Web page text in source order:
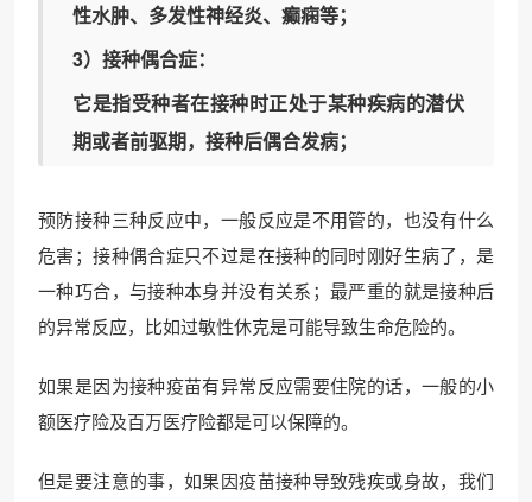
性水肿、多发性神经炎、癫痫等；
3）接种偶合症：
它是指受种者在接种时正处于某种疾病的潜伏
期或者前驱期，接种后偶合发病；
预防接种三种反应中，一般反应是不用管的，也没有什么
危害；接种偶合症只不过是在接种的同时刚好生病了，是
一种巧合，与接种本身并没有关系；最严重的就是接种后
的异常反应，比如过敏性休克是可能导致生命危险的。
如果是因为接种疫苗有异常反应需要住院的话，一般的小
额医疗险及百万医疗险都是可以保障的。
但是要注意的事，如果因疫苗接种导致残疾或身故，我们